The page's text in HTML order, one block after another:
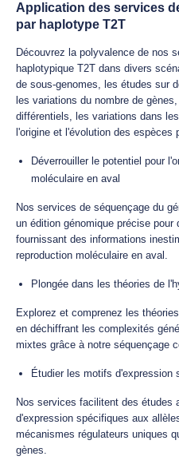
Application des services
par haplotype T2T
Découvrez la polyvalence de nos
haplotypique T2T dans divers
de sous-genomes, les études sur
les variations du nombre de
différentiels, les variations dans
l'origine et l'évolution des espèces
Déverrouiller le potentiel pour
moléculaire en aval
Nos services de séquençage du
un édition génomique précise
fournissant des informations
reproduction moléculaire en aval.
Plongée dans les théories de
Explorez et comprenez les
en déchiffrant les complexités
mixtes grâce à notre séquençage
Étudier les motifs d'expression
Nos services facilitent des études
d'expression spécifiques aux
mécanismes régulateurs uniques
gènes.